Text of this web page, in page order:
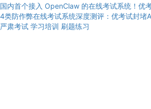
国内首个接入 OpenClaw 的在线考试系统！优
4类防作弊在线考试系统深度测评：优考试封堵
严肃考试 学习培训 刷题练习